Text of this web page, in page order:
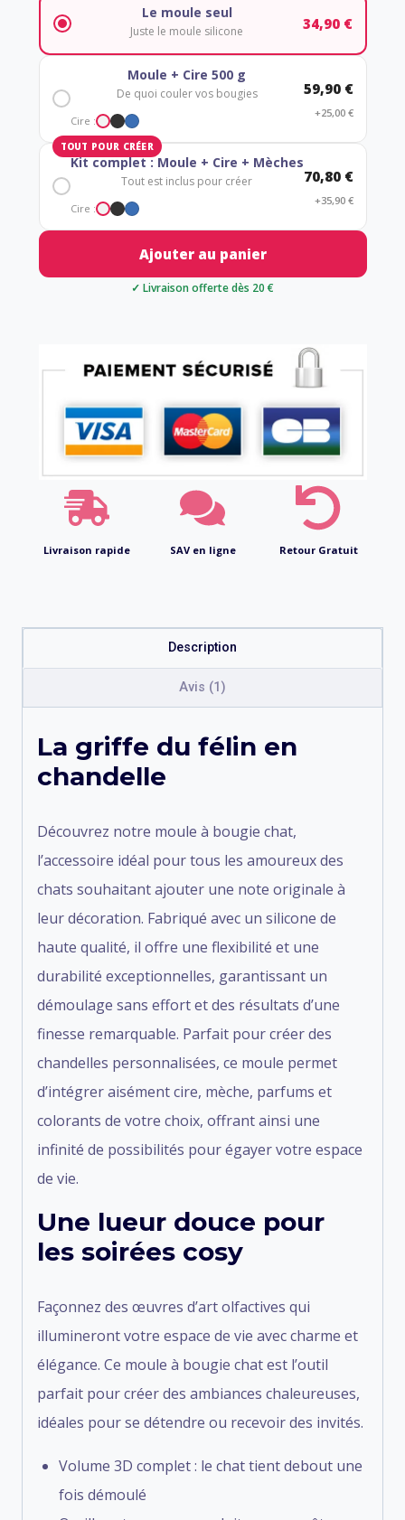
Le moule seul
Juste le moule silicone 34,90 €
Moule + Cire 500 g
De quoi couler vos bougies
Cire :
59,90 €
+25,00 €
TOUT POUR CRÉER
Kit complet : Moule + Cire + Mèches
Tout est inclus pour créer
Cire :
70,80 €
+35,90 €
Ajouter au panier
✓ Livraison offerte dès 20 €
Livraison rapide SAV en ligne Retour Gratuit
Description
Avis (1)
La griffe du félin en
chandelle
Découvrez notre moule à bougie chat,
l’accessoire idéal pour tous les amoureux des
chats souhaitant ajouter une note originale à
leur décoration. Fabriqué avec un silicone de
haute qualité, il offre une flexibilité et une
durabilité exceptionnelles, garantissant un
démoulage sans effort et des résultats d’une
finesse remarquable. Parfait pour créer des
chandelles personnalisées, ce moule permet
d’intégrer aisément cire, mèche, parfums et
colorants de votre choix, offrant ainsi une
infinité de possibilités pour égayer votre espace
de vie.
Une lueur douce pour
les soirées cosy
Façonnez des œuvres d’art olfactives qui
illumineront votre espace de vie avec charme et
élégance. Ce moule à bougie chat est l’outil
parfait pour créer des ambiances chaleureuses,
idéales pour se détendre ou recevoir des invités.
Volume 3D complet : le chat tient debout une
fois démoulé